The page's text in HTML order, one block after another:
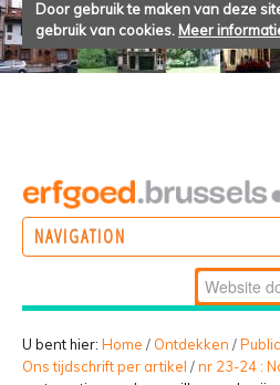
Door gebruik te maken van deze
gebruik van cookies. Meer
NAVIGATION
BELEVEN
Zoek
zoeken...
U bent hier: Home / Ontdekken /
Ons tijdschrift per artikel /nr 23-24 :